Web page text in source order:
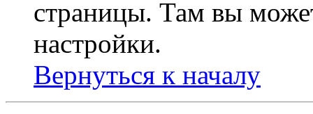
страницы. Там вы
настройки.
Вернуться к началу